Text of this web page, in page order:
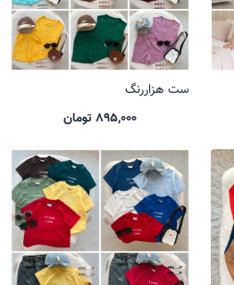
ست هزاررنگ
895,000 تومان